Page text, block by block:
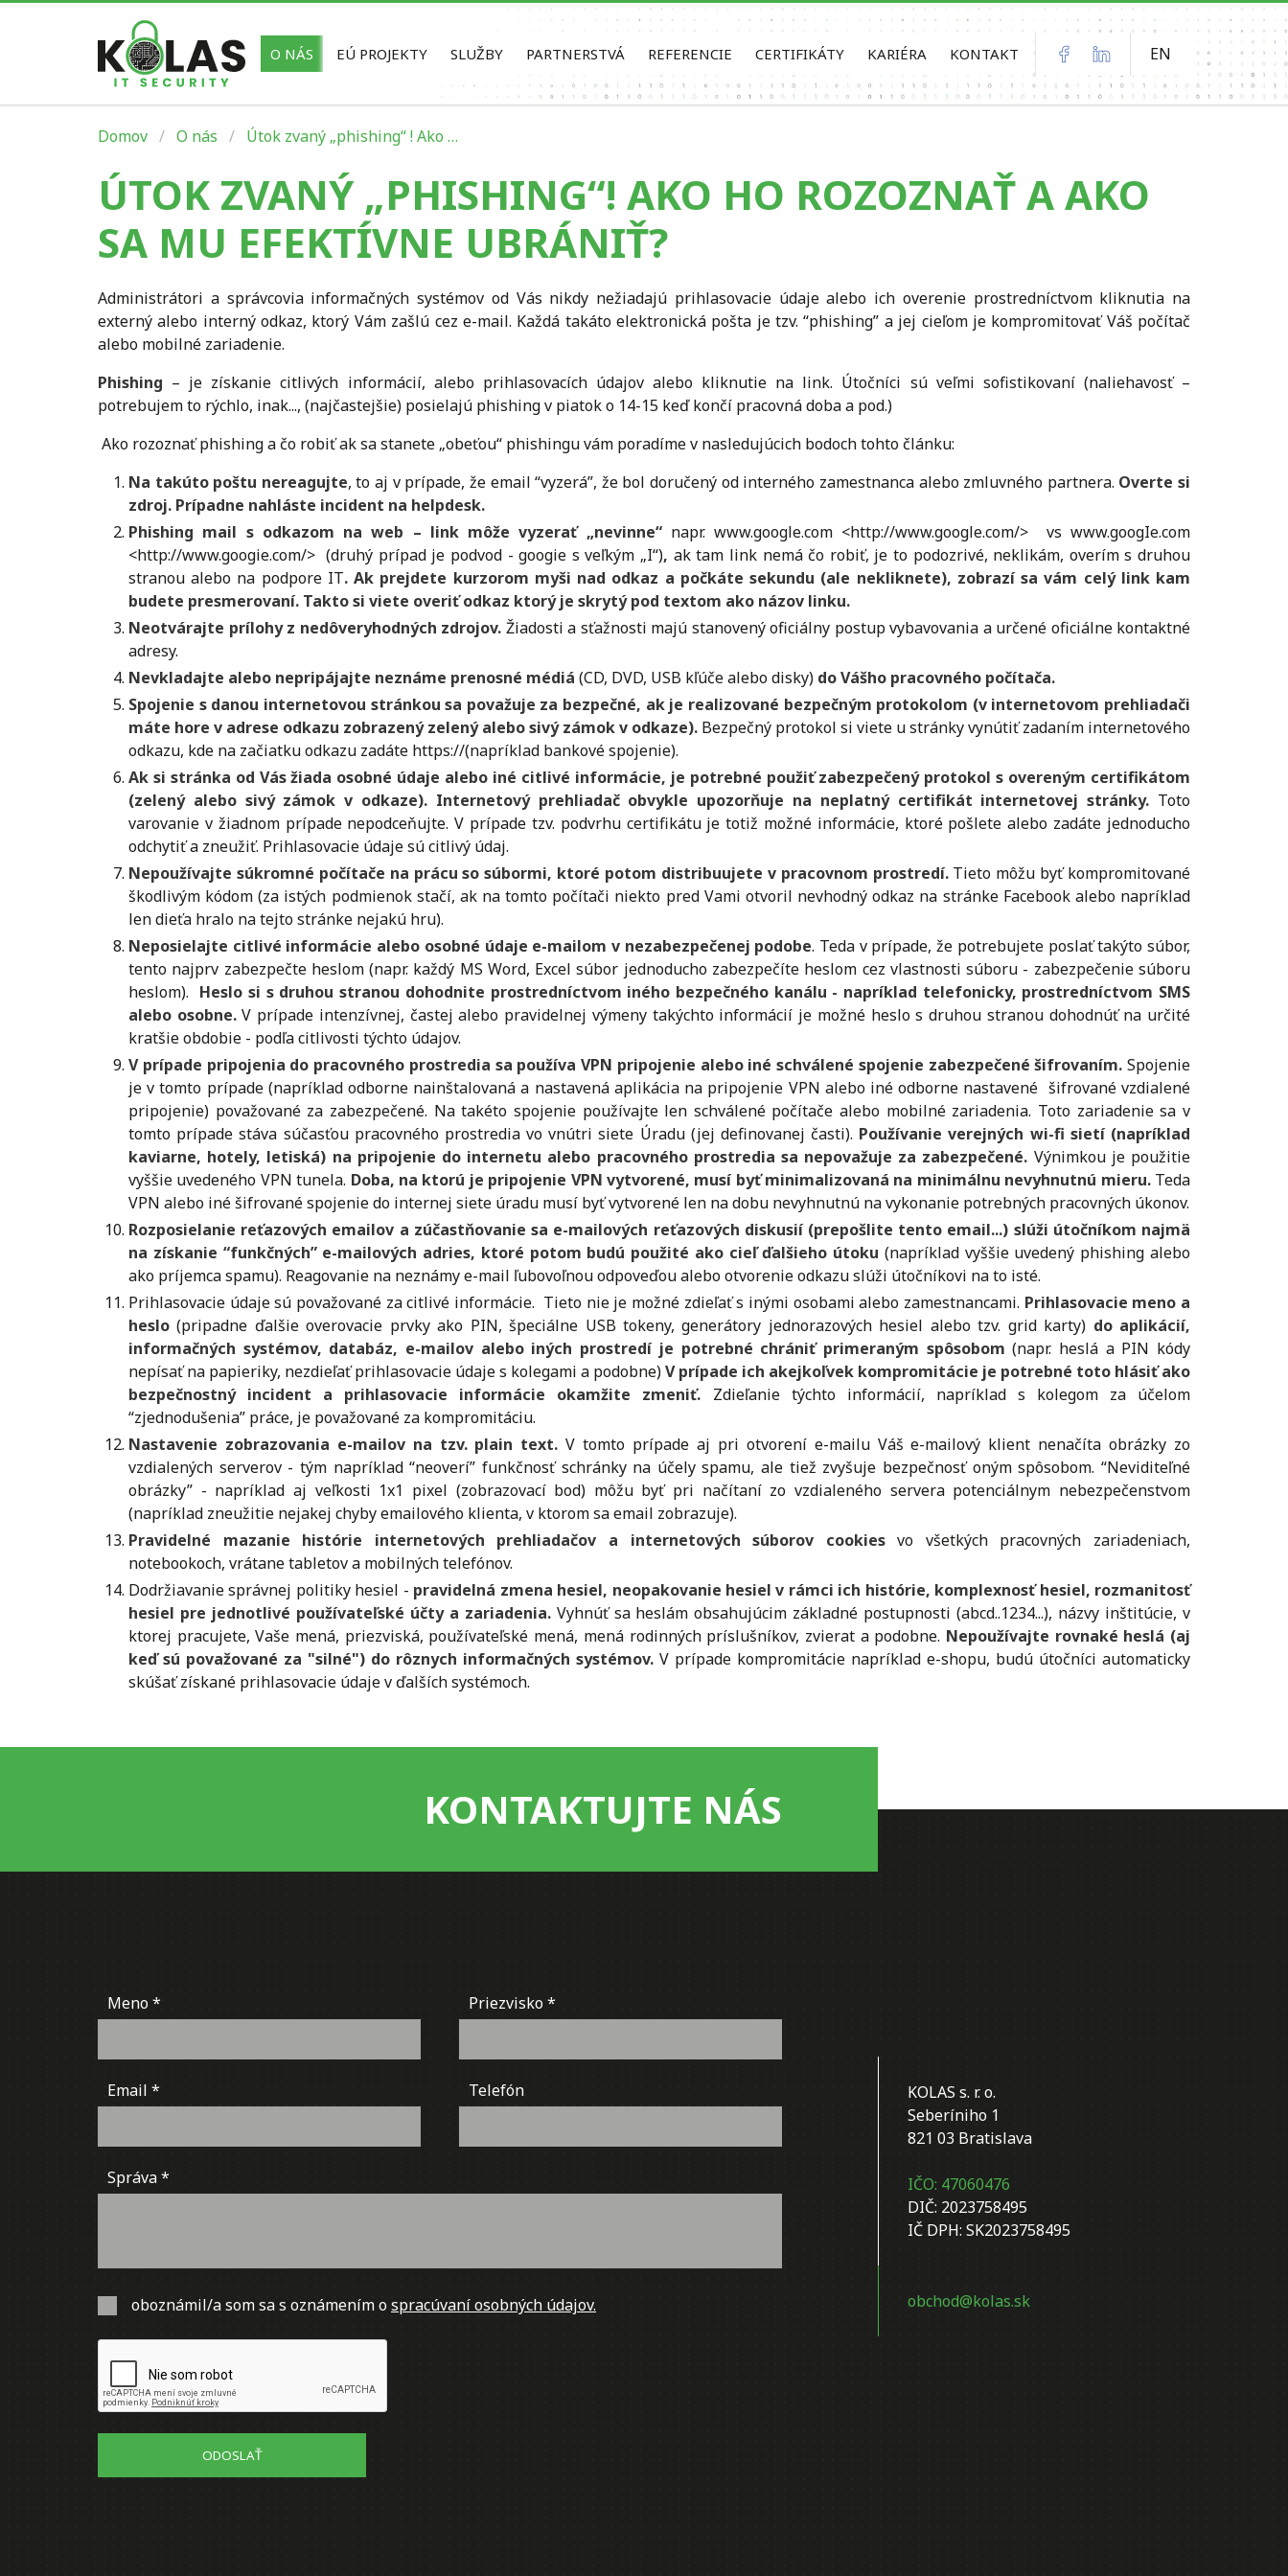
O NÁS EÚ PROJEKTY SLUŽBY PARTNERSTVÁ REFERENCIE CERTIFIKÁTY KARIÉRA KONTAKT EN
Domov O nás Útok zvaný „phishing“ ! Ako …
ÚTOK ZVANÝ „PHISHING“! AKO HO ROZOZNAŤ A AKO
SA MU EFEKTÍVNE UBRÁNIŤ?
Administrátori a správcovia informačných systémov od Vás nikdy nežiadajú prihlasovacie údaje alebo ich overenie prostredníctvom kliknutia na
externý alebo interný odkaz, ktorý Vám zašlú cez e-mail. Každá takáto elektronická pošta je tzv. “phishing” a jej cieľom je kompromitovať Váš počítač
alebo mobilné zariadenie.
Phishing – je získanie citlivých informácií, alebo prihlasovacích údajov alebo kliknutie na link. Útočníci sú veľmi sofistikovaní (naliehavosť –
potrebujem to rýchlo, inak..., (najčastejšie) posielajú phishing v piatok o 14-15 keď končí pracovná doba a pod.)
Ako rozoznať phishing a čo robiť ak sa stanete „obeťou“ phishingu vám poradíme v nasledujúcich bodoch tohto článku:
Na takúto poštu nereagujte, to aj v prípade, že email “vyzerá”, že bol doručený od interného zamestnanca alebo zmluvného partnera. Overte si
zdroj. Prípadne nahláste incident na helpdesk.
Phishing mail s odkazom na web – link môže vyzerať „nevinne“ napr. www.google.com <http://www.google.com/> vs www.googIe.com
<http://www.googie.com/> (druhý prípad je podvod - googie s veľkým „I“), ak tam link nemá čo robiť, je to podozrivé, neklikám, overím s druhou
stranou alebo na podpore IT. Ak prejdete kurzorom myši nad odkaz a počkáte sekundu (ale nekliknete), zobrazí sa vám celý link kam
budete presmerovaní. Takto si viete overiť odkaz ktorý je skrytý pod textom ako názov linku.
Neotvárajte prílohy z nedôveryhodných zdrojov. Žiadosti a sťažnosti majú stanovený oficiálny postup vybavovania a určené oficiálne kontaktné
adresy.
Nevkladajte alebo nepripájajte neznáme prenosné médiá (CD, DVD, USB kľúče alebo disky) do Vášho pracovného počítača.
Spojenie s danou internetovou stránkou sa považuje za bezpečné, ak je realizované bezpečným protokolom (v internetovom prehliadači
máte hore v adrese odkazu zobrazený zelený alebo sivý zámok v odkaze). Bezpečný protokol si viete u stránky vynútiť zadaním internetového
odkazu, kde na začiatku odkazu zadáte https://(napríklad bankové spojenie).
Ak si stránka od Vás žiada osobné údaje alebo iné citlivé informácie, je potrebné použiť zabezpečený protokol s overeným certifikátom
(zelený alebo sivý zámok v odkaze). Internetový prehliadač obvykle upozorňuje na neplatný certifikát internetovej stránky. Toto
varovanie v žiadnom prípade nepodceňujte. V prípade tzv. podvrhu certifikátu je totiž možné informácie, ktoré pošlete alebo zadáte jednoducho
odchytiť a zneužiť. Prihlasovacie údaje sú citlivý údaj.
Nepoužívajte súkromné počítače na prácu so súbormi, ktoré potom distribuujete v pracovnom prostredí.Tieto môžu byť kompromitované
škodlivým kódom (za istých podmienok stačí, ak na tomto počítači niekto pred Vami otvoril nevhodný odkaz na stránke Facebook alebo napríklad
len dieťa hralo na tejto stránke nejakú hru).
Neposielajte citlivé informácie alebo osobné údaje e-mailom v nezabezpečenej podobe. Teda v prípade, že potrebujete poslať takýto súbor,
tento najprv zabezpečte heslom (napr. každý MS Word, Excel súbor jednoducho zabezpečíte heslom cez vlastnosti súboru - zabezpečenie súboru
heslom). Heslo si s druhou stranou dohodnite prostredníctvom iného bezpečného kanálu - napríklad telefonicky, prostredníctvom SMS
alebo osobne.V prípade intenzívnej, častej alebo pravidelnej výmeny takýchto informácií je možné heslo s druhou stranou dohodnúť na určité
kratšie obdobie - podľa citlivosti týchto údajov.
V prípade pripojenia do pracovného prostredia sa používa VPN pripojenie alebo iné schválené spojenie zabezpečené šifrovaním. Spojenie
je v tomto prípade (napríklad odborne nainštalovaná a nastavená aplikácia na pripojenie VPN alebo iné odborne nastavené šifrované vzdialené
pripojenie) považované za zabezpečené. Na takéto spojenie používajte len schválené počítače alebo mobilné zariadenia. Toto zariadenie sa v
tomto prípade stáva súčasťou pracovného prostredia vo vnútri siete Úradu (jej definovanej časti). Používanie verejných wi-fi sietí (napríklad
kaviarne, hotely, letiská) na pripojenie do internetu alebo pracovného prostredia sa nepovažuje za zabezpečené. Výnimkou je použitie
vyššie uvedeného VPN tunela. Doba, na ktorú je pripojenie VPN vytvorené, musí byť minimalizovaná na minimálnu nevyhnutnú mieru.Teda
VPN alebo iné šifrované spojenie do internej siete úradu musí byť vytvorené len na dobu nevyhnutnú na vykonanie potrebných pracovných úkonov.
Rozposielanie reťazových emailov a zúčastňovanie sa e-mailových reťazových diskusií (prepošlite tento email...) slúži útočníkom najmä
na získanie “funkčných” e-mailových adries, ktoré potom budú použité ako cieľ ďalšieho útoku (napríklad vyššie uvedený phishing alebo
ako príjemca spamu). Reagovanie na neznámy e-mail ľubovoľnou odpoveďou alebo otvorenie odkazu slúži útočníkovi na to isté.
Prihlasovacie údaje sú považované za citlivé informácie. Tieto nie je možné zdieľať s inými osobami alebo zamestnancami. Prihlasovacie meno a
heslo (pripadne ďalšie overovacie prvky ako PIN, špeciálne USB tokeny, generátory jednorazových hesiel alebo tzv. grid karty) do aplikácií,
informačných systémov, databáz, e-mailov alebo iných prostredí je potrebné chrániť primeraným spôsobom (napr. heslá a PIN kódy
nepísať na papieriky, nezdieľať prihlasovacie údaje s kolegami a podobne)V prípade ich akejkoľvek kompromitácie je potrebné toto hlásiť ako
bezpečnostný incident a prihlasovacie informácie okamžite zmeniť. Zdieľanie týchto informácií, napríklad s kolegom za účelom
“zjednodušenia” práce, je považované za kompromitáciu.
Nastavenie zobrazovania e-mailov na tzv. plain text.V tomto prípade aj pri otvorení e-mailu Váš e-mailový klient nenačíta obrázky zo
vzdialených serverov - tým napríklad “neoverí” funkčnosť schránky na účely spamu, ale tiež zvyšuje bezpečnosť oným spôsobom. “Neviditeľné
obrázky” - napríklad aj veľkosti 1x1 pixel (zobrazovací bod) môžu byť pri načítaní zo vzdialeného servera potenciálnym nebezpečenstvom
(napríklad zneužitie nejakej chyby emailového klienta, v ktorom sa email zobrazuje).
Pravidelné mazanie histórie internetových prehliadačov a internetových súborov cookiesvo všetkých pracovných zariadeniach,
notebookoch, vrátane tabletov a mobilných telefónov.
Dodržiavanie správnej politiky hesiel - pravidelná zmena hesiel, neopakovanie hesiel v rámci ich histórie, komplexnosť hesiel, rozmanitosť
hesiel pre jednotlivé používateľské účty a zariadenia.Vyhnúť sa heslám obsahujúcim základné postupnosti (abcd..1234...), názvy inštitúcie, v
ktorej pracujete, Vaše mená, priezviská, používateľské mená, mená rodinných príslušníkov, zvierat a podobne. Nepoužívajte rovnaké heslá (aj
keď sú považované za "silné") do rôznych informačných systémov. V prípade kompromitácie napríklad e-shopu, budú útočníci automaticky
skúšať získané prihlasovacie údaje v ďalších systémoch.
KONTAKTUJTE NÁS
Meno Priezvisko
Email Telefón
Správa
oboznámil/a som sa s oznámením ospracúvaní osobných údajov.
ODOSLAŤ
KOLAS s. r. o.
Seberíniho 1
821 03 Bratislava
IČO: 47060476
DIČ: 2023758495
IČ DPH: SK2023758495
obchod@kolas.sk